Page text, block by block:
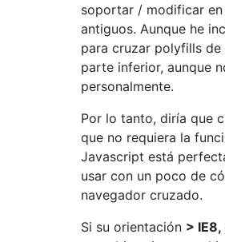
soportar / modificar en
antiguos. Aunque he
para cruzar polyfills de
parte inferior, aunque
personalmente.
Por lo tanto, diría que
que no requiera la
Javascript está
usar con un poco de
navegador cruzado.
Si su orientación > IE8,